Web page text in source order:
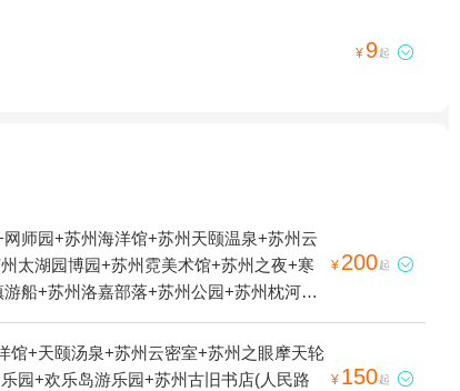
¥ 9起 
师园+苏州海洋馆+苏州天颐温泉+苏州云
太湖园博园+苏州霓美术馆+苏州之夜+寒
船+苏州洛嘉部落+苏州公园+苏州枕河居
¥ 200起 
馆+天颐汤泉+苏州云密室+苏州之眼摩天轮
园+欢乐岛游乐园+苏州古旧书店(人民路
¥ 150起 